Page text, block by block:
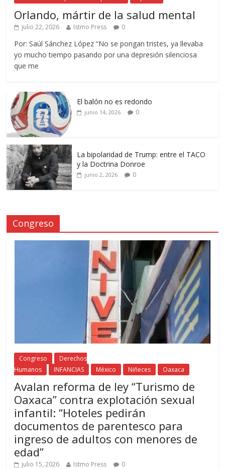
Orlando, mártir de la salud mental
julio 22, 2026 Istmo Press 0
Por: Saúl Sánchez López “No se pongan tristes, ya llevaba
yo mucho tiempo pasando por una depresión silenciosa
que me
El balón no es redondo
junio 14, 2026 0
La bipolaridad de Trump: entre el TACO
y la Doctrina Donroe
junio 2, 2026 0
Congreso
Congreso
Derechos
Humanos
INFANCIAS México Niñeces Oaxaca
Avalan reforma de ley “Turismo de
Oaxaca” contra explotación sexual
infantil: “Hoteles pedirán
documentos de parentesco para
ingreso de adultos con menores de
edad”
julio 15, 2026 Istmo Press 0